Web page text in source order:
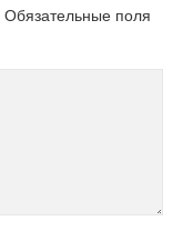
Обязательные поля